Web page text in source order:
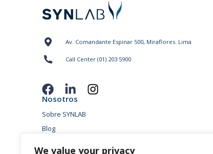
We value your privacy
Av. Comandante Espinar 500, Miraflores. Lima
Call Center (01) 203 5900
Nosotros
Sobre SYNLAB
Blog